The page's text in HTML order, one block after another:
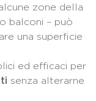
alcune zone della
balconi – può
una superficie
ed efficaci per
senza alterarne